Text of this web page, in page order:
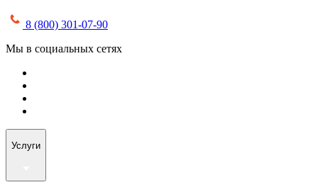
8 (800) 301-07-90
Мы в социальных сетях
Услуги